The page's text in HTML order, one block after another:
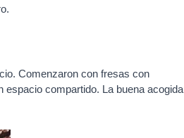
Comenzaron con fresas con
compartido. La buena acogida